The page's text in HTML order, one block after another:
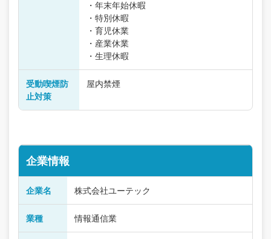
・年末年始休暇
・特別休暇
・育児休業
・産業休業
・生理休暇
受動喫煙防
止対策
屋内禁煙
企業情報
企業名 株式会社ユーテック
業種 情報通信業